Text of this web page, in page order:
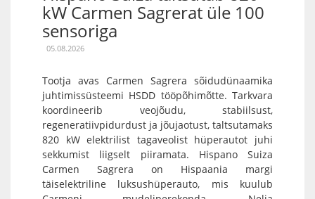
kW Carmen Sagrerat üle 100
sensoriga
05.08.2026
Tootja avas Carmen Sagrera sõidudünaamika
juhtimissüsteemi HSDD tööpõhimõtte. Tarkvara
koordineerib veojõudu, stabiilsust,
regeneratiivpidurdust ja jõujaotust, taltsutamaks
820 kW elektrilist tagaveolist hüperautot juhi
sekkumist liigselt piiramata. Hispano Suiza
Carmen Sagrera on Hispaania margi
täiselektriline luksushüperauto, mis kuulub